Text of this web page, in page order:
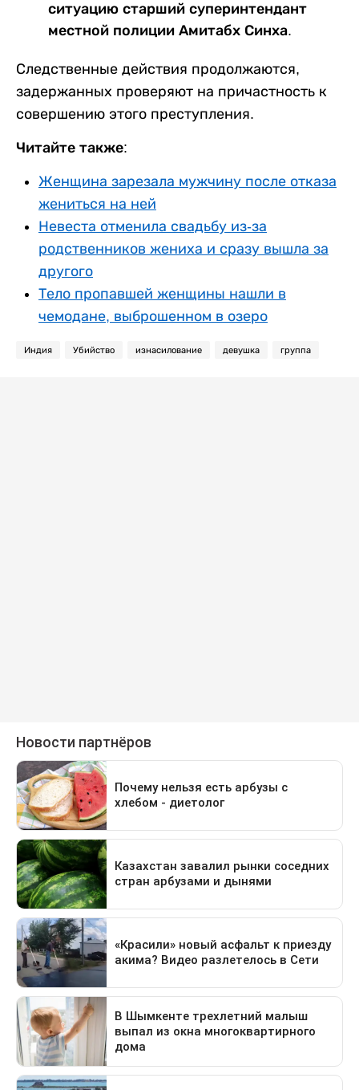
ситуацию старший суперинтендант
местной полиции Амитабх Синха.
Следственные действия продолжаются,
задержанных проверяют на причастность к
совершению этого преступления.
Читайте также:
Женщина зарезала мужчину после отказа
жениться на ней
Невеста отменила свадьбу из-за
родственников жениха и сразу вышла за
другого
Тело пропавшей женщины нашли в
чемодане, выброшенном в озеро
Индия Убийство изнасилование девушка группа